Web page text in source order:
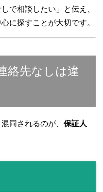
で相談したい」と伝え、
に探すことが大切です。
絡先なしは違
同されるのが、 保証人